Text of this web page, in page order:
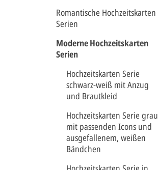
Romantische Hochzeitskarten
Serien
Moderne Hochzeitskarten
Serien
Hochzeitskarten Serie
schwarz-weiß mit Anzug
und Brautkleid
Hochzeitskarten Serie grau
mit passenden Icons und
ausgefallenem, weißen
Bändchen